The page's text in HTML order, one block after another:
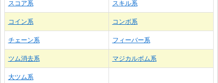
スコア系 スキル系
コイン系 コンボ系
チェーン系 フィーバー系
ツム消去系 マジカルボム系
大ツム系